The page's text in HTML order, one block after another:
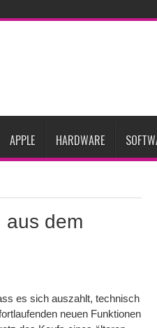
könnte das nächste große
APPLE HARDWARE
aus dem
es sich auszahlt, technisch
neuen Funktionen